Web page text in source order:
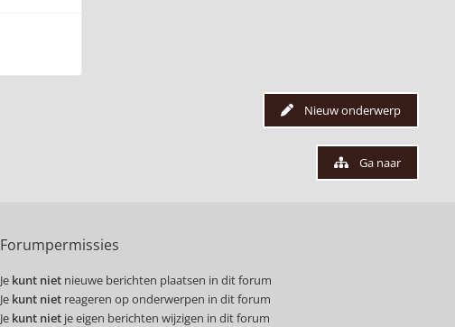
Nieuw onderwerp
Ga naar
Forumpermissies
Je kunt niet nieuwe berichten plaatsen in dit forum
Je kunt niet reageren op onderwerpen in dit forum
Je kunt niet je eigen berichten wijzigen in dit forum